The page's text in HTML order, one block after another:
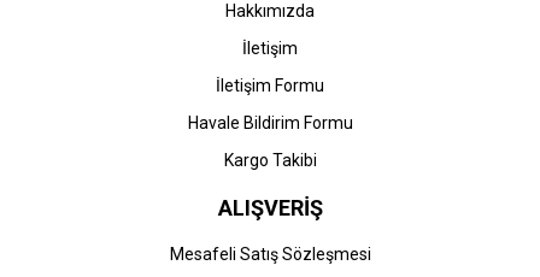
Hakkımızda
İletişim
İletişim Formu
Havale Bildirim Formu
Kargo Takibi
ALIŞVERİŞ
Mesafeli Satış Sözleşmesi